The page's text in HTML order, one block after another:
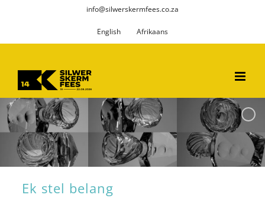
info@silwerskermfees.co.za
English Afrikaans
Ek stel belang